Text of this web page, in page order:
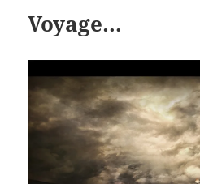
Voyage…